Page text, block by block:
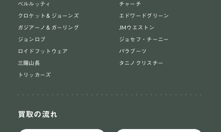
ベルルッティ
チャーチ
クロケット＆ジョーンズ
エドワードグリーン
ガジアーノ＆ガーリング
JMウエストン
ジョンロブ
ジョセフ・チーニー
ロイドフットウェア
パラブーツ
三陽山長
タニノクリスチー
トリッカーズ
買取の流れ